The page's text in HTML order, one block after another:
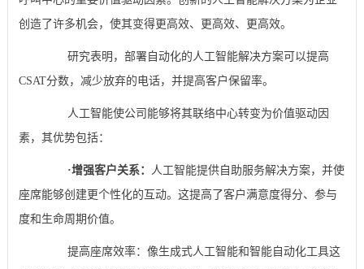
创造了许多机会，使其变得更高效、更高效、更高效。
研究表明，部署自动化的人工智能解决方案可以提高
CSAT分数，减少放弃的电话，并提高客户保留率。
人工智能使公司能够将其联络中心转变为价值驱动因
素，其优势包括：
·增强客户关系： 人工智能提供自助服务解决方案，并使
座席能够创建更个性化的互动。这提高了客户满意度得分、参与
度和生命周期价值。
提高座席效率：像生成式人工智能和智能自动化工具这